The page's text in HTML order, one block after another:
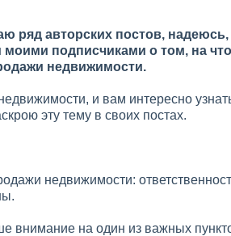
ряд авторских постов,
подписчиками о том, на
недвижимости.
и вам интересно
эту тему в своих постах.
недвижимости:
внимание на один из важных